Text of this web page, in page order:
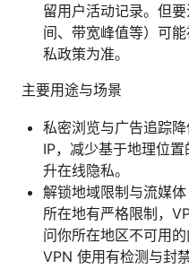
留用户活动记录。但
间、带宽峰值等）可
私政策为准。
主要用途与场景
私密浏览与广告追踪
IP，减少基于地理位
升在线隐私。
解锁地域限制与流媒
所在地有严格限制，
问你所在地区不可用
VPN 使用有检测与封